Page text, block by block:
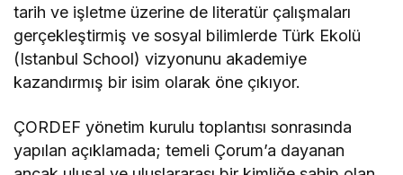
tarih ve işletme üzerine de literatür çalışmaları
gerçekleştirmiş ve sosyal bilimlerde Türk Ekolü
(Istanbul School) vizyonunu akademiye
kazandırmış bir isim olarak öne çıkıyor.
ÇORDEF yönetim kurulu toplantısı sonrasında
yapılan açıklamada; temeli Çorum’a dayanan